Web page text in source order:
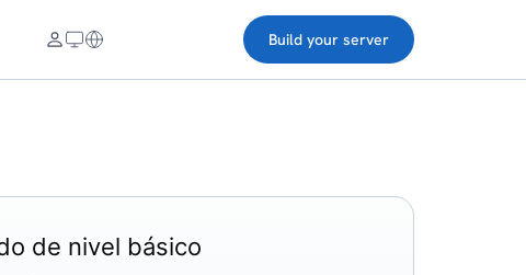
Build your server
de nivel básico